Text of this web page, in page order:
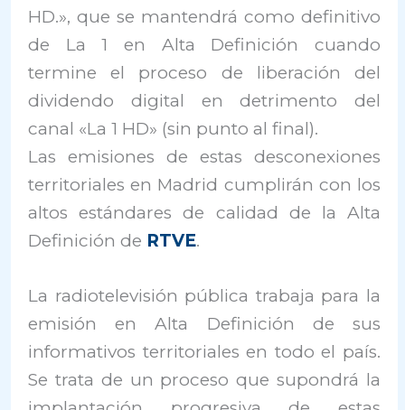
HD.», que se mantendrá como definitivo
de La 1 en Alta Definición cuando
termine el proceso de liberación del
dividendo digital en detrimento del
canal «La 1 HD» (sin punto al final).
Las emisiones de estas desconexiones
territoriales en Madrid cumplirán con los
altos estándares de calidad de la Alta
Definición de RTVE.
La radiotelevisión pública trabaja para la
emisión en Alta Definición de sus
informativos territoriales en todo el país.
Se trata de un proceso que supondrá la